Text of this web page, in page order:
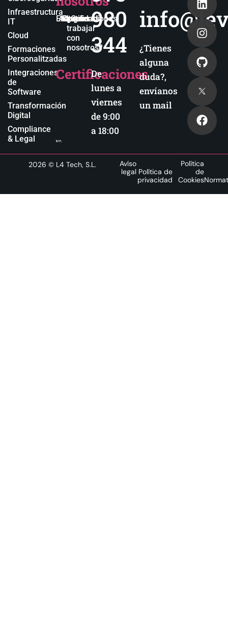
Infraestructura
IT
Cloud
Formaciones
Personalitzadas
Integraciones
de
Software
Transformación
Digital
Compliance
& Legal
Empresa
Actualidad
Blog
Certificaciones
¿Quieres
trabajar
con
nosotros?
Certificaciones
980
344
De
lunes a
viernes
de 9:00
a 18:00
¿Tienes
alguna
duda?,
envíanos
un mail
2026 © L4 Tech, S.L.
Avíso
legal Política de
privacidad
Política
de
Cookies